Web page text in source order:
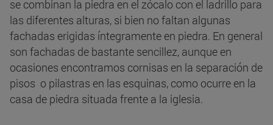
se combinan la piedra en el zócalo con el ladrillo para
las diferentes alturas, si bien no faltan algunas
fachadas erigidas íntegramente en piedra. En general
son fachadas de bastante sencillez, aunque en
ocasiones encontramos cornisas en la separación de
pisos o pilastras en las esquinas, como ocurre en la
casa de piedra situada frente a la iglesia.